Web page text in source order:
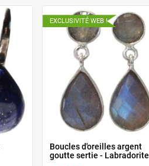
EXCLUSIVITÉ WEB !
Boucles d'oreilles argent
goutte sertie - Labradorite